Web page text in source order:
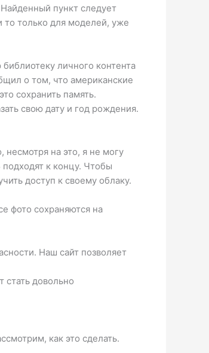
пункт следует
то только для моделей, уже
личного контента
о том, что американские
сохранить память.
свою дату и год рождения.
несмотря на это, я не могу
к концу. Чтобы
доступ к своему облаку.
фото сохраняются на
Наш сайт позволяет
стать довольно
как это сделать.